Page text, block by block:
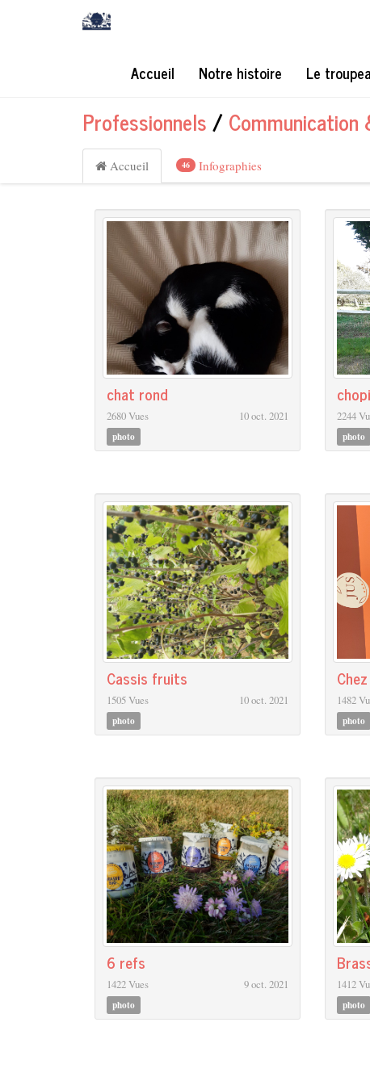
Accueil Notre histoire Le
Professionnels/
Accueil 46 Infographies
chat rond
2680 Vues 10 oct. 2021
photo
2244
photo
Cassis fruits
1505 Vues 10 oct. 2021
photo
1482
photo
6 refs
1422 Vues 9 oct. 2021
photo
1412
photo